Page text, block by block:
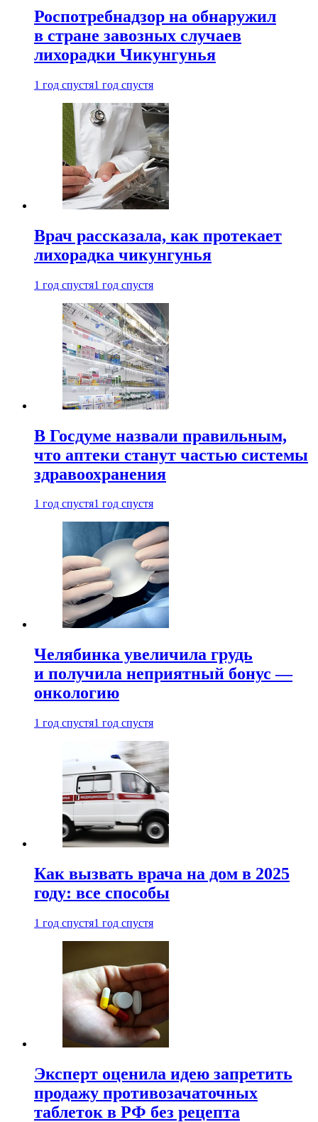
Роспотребнадзор на обнаружил
в стране завозных случаев
лихорадки Чикунгунья
1 год спустя1 год спустя
Врач рассказала, как протекает
лихорадка чикунгунья
1 год спустя1 год спустя
В Госдуме назвали правильным,
что аптеки станут частью системы
здравоохранения
1 год спустя1 год спустя
Челябинка увеличила грудь
и получила неприятный бонус —
онкологию
1 год спустя1 год спустя
Как вызвать врача на дом в 2025
году: все способы
1 год спустя1 год спустя
Эксперт оценила идею запретить
продажу противозачаточных
таблеток в РФ без рецепта